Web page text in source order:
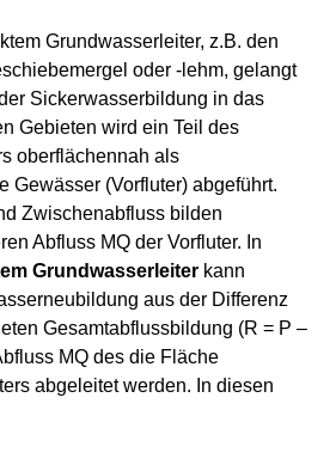
Grundwasserleiter, z.B. den
oder -lehm, gelangt
Sickerwasserbildung in das
Gebieten wird ein Teil des
oberflächennah als
Gewässer (Vorfluter) abgeführt.
Zwischenabfluss bilden
Abfluss MQ der Vorfluter. In
Grundwasserleiter kann
aus der Differenz
Gesamtabflussbildung (R = P –
MQ des die Fläche
abgeleitet werden. In diesen